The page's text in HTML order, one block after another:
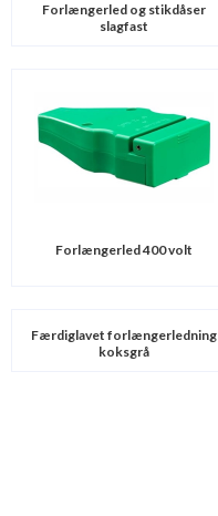
Forlængerled og stikdåser
slagfast
Forlængerled 400 volt
Færdiglavet forlængerledning
koksgrå